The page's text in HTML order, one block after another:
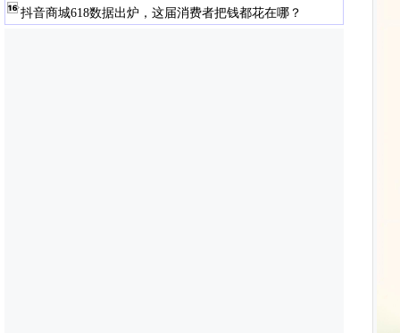
抖音商城618数据出炉，这届消费者把钱都花在哪？